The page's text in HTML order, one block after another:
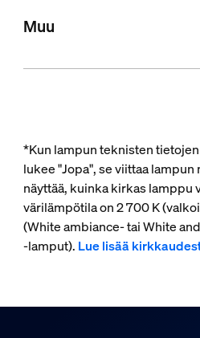
Muu
*Kun lampun teknisten
lukee "Jopa", se viittaa
näyttää, kuinka kirkas lamppu
värilämpötila on 2 700 K
(White ambiance- tai White
‑lamput). Lue lisää